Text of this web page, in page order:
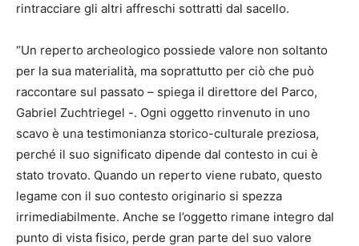
rintracciare gli altri affreschi sottratti dal sacello.
“Un reperto archeologico possiede valore non soltanto
per la sua materialità, ma soprattutto per ciò che può
raccontare sul passato – spiega il direttore del Parco,
Gabriel Zuchtriegel -. Ogni oggetto rinvenuto in uno
scavo è una testimonianza storico-culturale preziosa,
perché il suo significato dipende dal contesto in cui è
stato trovato. Quando un reperto viene rubato, questo
legame con il suo contesto originario si spezza
irrimediabilmente. Anche se l’oggetto rimane integro dal
punto di vista fisico, perde gran parte del suo valore